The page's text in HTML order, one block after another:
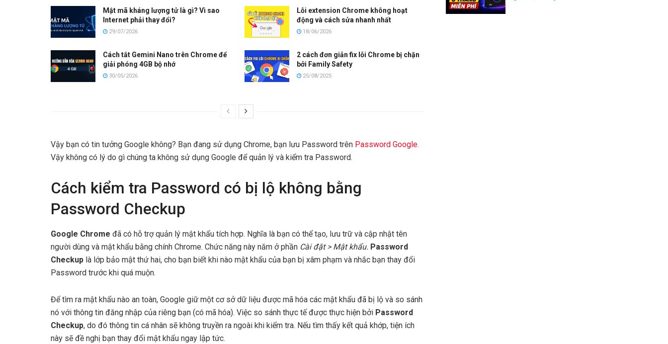
Mật mã kháng lượng tử là gì? Vì sao
Internet phải thay đổi?
29/07/2026
Lỗi extension Chrome không hoạt
động và cách sửa nhanh nhất
18/06/2026
Cách tắt Gemini Nano trên Chrome để
giải phóng 4GB bộ nhớ
30/05/2026
2 cách đơn giản fix lỗi Chrome bị chặn
bởi Family Safety
25/08/2025
Vậy bạn có tin tưởng Google không? Bạn đang sử dụng Chrome, bạn lưu Password trên Password Google.
Vậy không có lý do gì chúng ta không sử dụng Google để quản lý và kiểm tra Password.
Cách kiểm tra Password có bị lộ không bằng
Password Checkup
Google Chrome đã có hỗ trợ quản lý mật khẩu tích hợp. Nghĩa là bạn có thể tạo, lưu trữ và cập nhật tên
người dùng và mật khẩu bằng chính Chrome. Chức năng này năm ở phần Cài đặt > Mật khẩu. Password
Checkup là lớp bảo mật thứ hai, cho bạn biết khi nào mật khẩu của bạn bị xâm phạm và nhắc bạn thay đổi
Password trước khi quá muộn.
Để tìm ra mật khẩu nào an toàn, Google giữ một cơ sở dữ liệu được mã hóa các mật khẩu đã bị lộ và so sánh
nó với thông tin đăng nhập của riêng bạn (có mã hóa). Việc so sánh thực tế được thực hiện bởi Password
Checkup, do đó thông tin cá nhân sẽ không truyền ra ngoài khi kiểm tra. Nếu tìm thấy kết quả khớp, tiện ích
này sẽ đề nghị bạn thay đổi mật khẩu ngay lập tức.